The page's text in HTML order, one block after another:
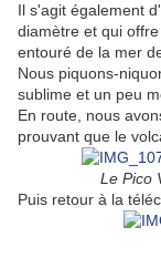
Il s'agit également
diamètre et qui
entouré de la mer
Nous piquons-
sublime et un peu
En route, nous
prouvant que le
Le Pico
Puis retour à la